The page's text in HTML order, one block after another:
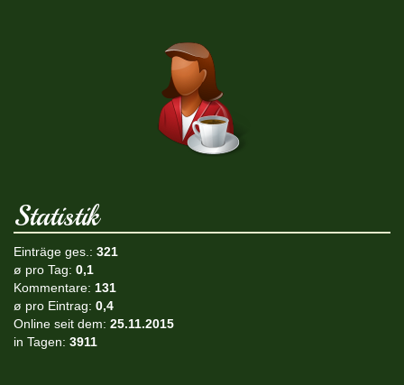
Statistik
Einträge ges.: 321
ø pro Tag: 0,1
Kommentare: 131
ø pro Eintrag: 0,4
Online seit dem: 25.11.2015
in Tagen: 3911